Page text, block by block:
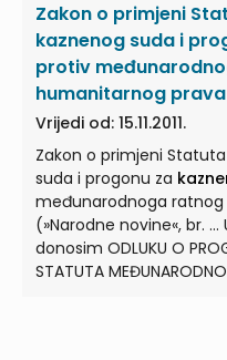
KAZNENOG POSTUPKA ILI
SANKCIJA ZAKAZNENA
TEŠKAKAZNENA DJELA
obradi podataka o
svrhu sprječavanja, otkrivanja ... ,
kaznenog postupka za
druga teškakaznena
na sjednici 10. svibnja ...
Zakon o primjeni
kaznenog suda i
protiv
humanitarnog prava
Vrijedi od: 15.11.2011.
Zakon o primjeni
suda i progonu za
međunarodnoga
(»Narodne novine«, br. ... Ustava Republike Hrvatske,
donosim ODLUKU O
STATUTA